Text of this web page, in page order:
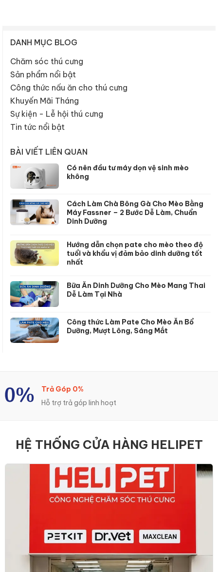
DANH MỤC BLOG
Chăm sóc thú cưng
Sản phẩm nổi bật
Công thức nấu ăn cho thú cưng
Khuyến Mãi Tháng
Sự kiện - Lễ hội thú cưng
Tin tức nổi bật
BÀI VIẾT LIÊN QUAN
Có nên đầu tư máy dọn vệ sinh mèo
không
Cách Làm Chà Bông Gà Cho Mèo Bằng
Máy Fassner – 2 Bước Dễ Làm, Chuẩn
Dinh Dưỡng
Hướng dẫn chọn pate cho mèo theo độ
tuổi và khẩu vị đảm bảo dinh dưỡng tốt
nhất
Bữa Ăn Dinh Dưỡng Cho Mèo Mang Thai
Dễ Làm Tại Nhà
Công thức Làm Pate Cho Mèo Ăn Bổ
Dưỡng, Mượt Lông, Sáng Mắt
Trả Góp 0%
Hỗ trợ trả góp linh hoạt
HỆ THỐNG CỬA HÀNG HELIPET